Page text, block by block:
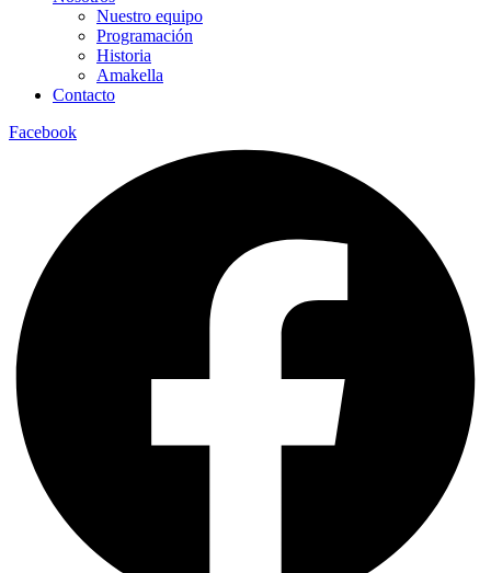
Nuestro equipo
Programación
Historia
Amakella
Contacto
Facebook